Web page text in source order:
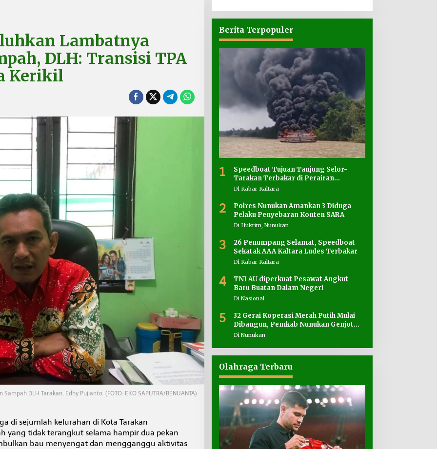
Lambatnya
DLH: Transisi TPA
Kerikil
Sampah DLH Tarakan, Edhy Pujianto. (FOTO: EKO SAPUTRA/BENUANTA)
di sejumlah kelurahan di Kota Tarakan
yang tidak terangkut selama hampir dua pekan
bau menyengat dan mengganggu aktivitas
Berita Terpopuler
1
Speedboat Tujuan Tanjung Selor-
Tarakan Terbakar di Perairan
Salimbatu
Di Kabar Kaltara
2
Polres Nunukan Amankan 3 Diduga
Pelaku Penyebaran Konten SARA
Di Hukrim, Nunukan
3
26 Penumpang Selamat, Speedboat
Sekatak AAA Kaltara Ludes Terbakar
Di Kabar Kaltara
4
TNI AU diperkuat Pesawat Angkut
Baru Buatan Dalam Negeri
Di Nasional
5
32 Gerai Koperasi Merah Putih Mulai
Dibangun, Pemkab Nunukan Genjot
Penyediaan Lahan
Di Nunukan
Olahraga Terbaru